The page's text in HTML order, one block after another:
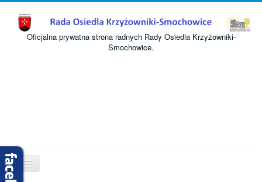
Oficjalna prywatna strona radnych Rady Osiedla Krzyżowniki-
Smochowice.
Przełącz
nawigację